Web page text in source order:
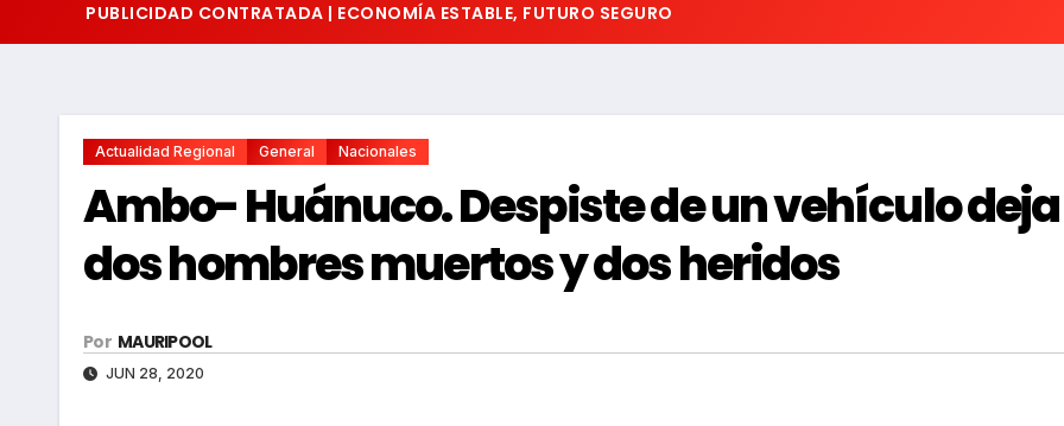
PUBLICIDAD CONTRATADA | ECONOMÍA ESTABLE, FUTURO SEGURO
Actualidad Regional General Nacionales
Ambo- Huánuco. Despiste de un vehículo deja
dos hombres muertos y dos heridos
Por MAURIPOOL
JUN 28, 2020